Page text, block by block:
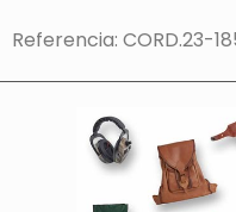
Referencia: CORD.23-